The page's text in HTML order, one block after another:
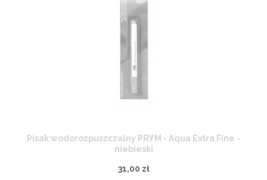
Pisak wodorozpuszczalny PRYM - Aqua Extra Fine -
niebieski
31,00 zł